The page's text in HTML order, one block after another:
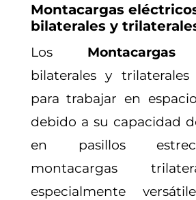
Montacargas
bilaterales y
Los
bilaterales y
para trabajar en
debido a su capacidad
en pasillos
montacargas
especialmente